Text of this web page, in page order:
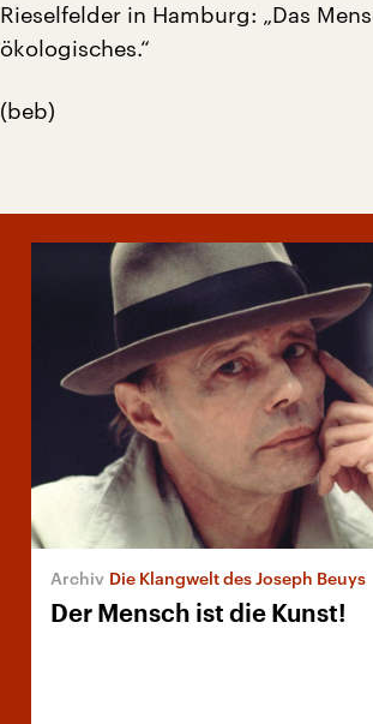
Rieselfelder in Hamburg: „Das
ökologisches.“
(beb)
Die Klangwelt des Joseph Beuys
Der Mensch ist die Kunst!